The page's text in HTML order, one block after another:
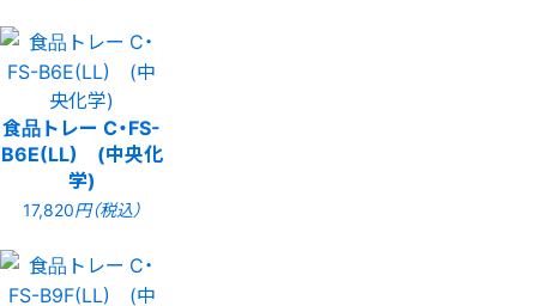
食品トレー C・FS-
B6E(LL) (中央化
学)
17,820円（税込）